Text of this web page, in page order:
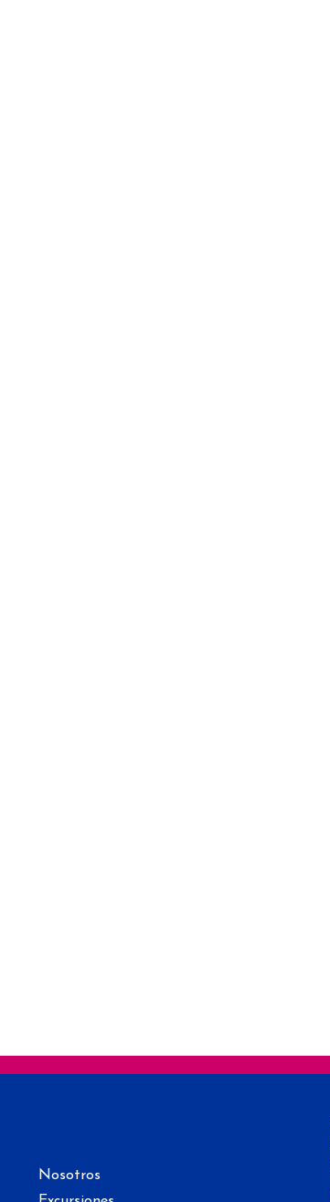
Nosotros